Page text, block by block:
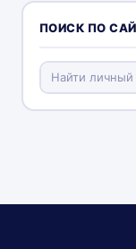
ПОИСК ПО